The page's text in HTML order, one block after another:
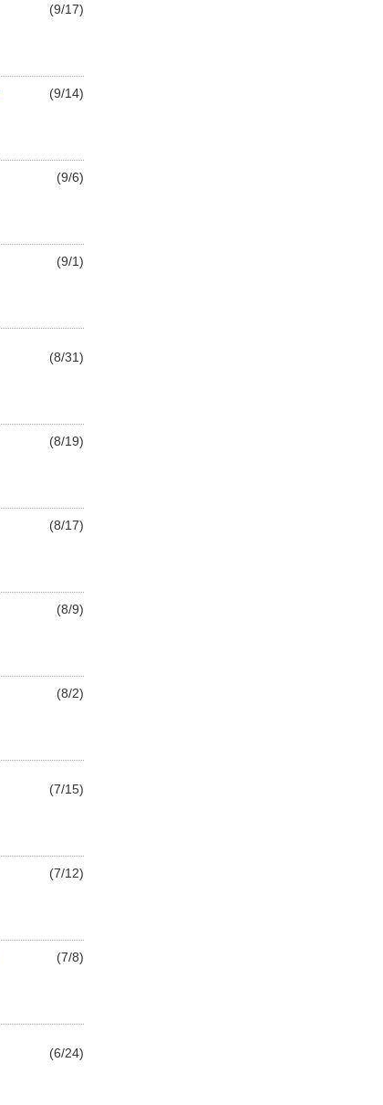
(9/17)
(9/14)
(9/6)
(9/1)
(8/31)
(8/19)
(8/17)
(8/9)
(8/2)
(7/15)
(7/12)
(7/8)
(6/24)